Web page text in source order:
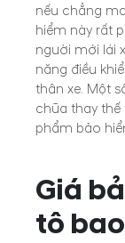
nếu chẳng
hiểm này rất
người mới lái
năng điều
thân xe. Một
chữa thay
phẩm bảo
Giá
tô